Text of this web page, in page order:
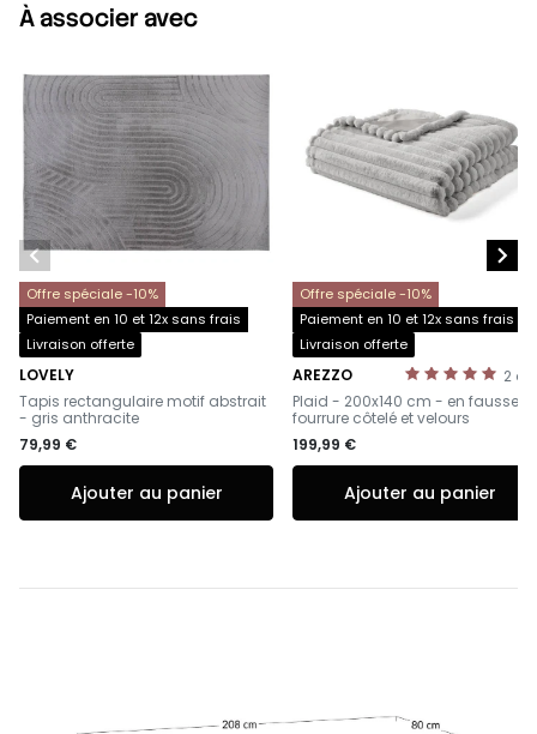
À associer avec
Offre spéciale -10%
Paiement en 10 et 12x sans frais
Livraison offerte
LOVELY
-
Tapis rectangulaire motif abstrait
- gris anthracite
79,99 €
Ajouter au panier
Offre spéciale -10%
Paiement en 10 et 12x sans frais
Livraison offerte
2
AREZZO
-
Plaid - 200x140 cm - en fausse
fourrure côtelé et velours
199,99 €
Ajouter au panier
 